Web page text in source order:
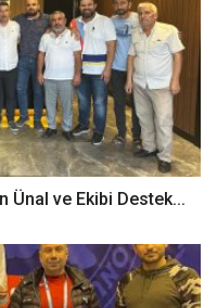
Ünal ve Ekibi Destek...